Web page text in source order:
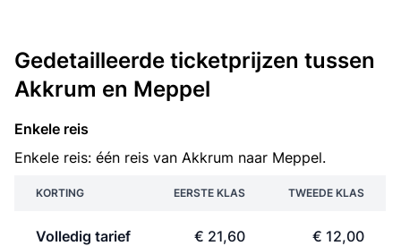
Gedetailleerde ticketprijzen tussen
Akkrum en Meppel
Enkele reis
Enkele reis: één reis van Akkrum naar Meppel.
KORTING EERSTE KLAS TWEEDE KLAS
Volledig tarief € 21,60 € 12,00